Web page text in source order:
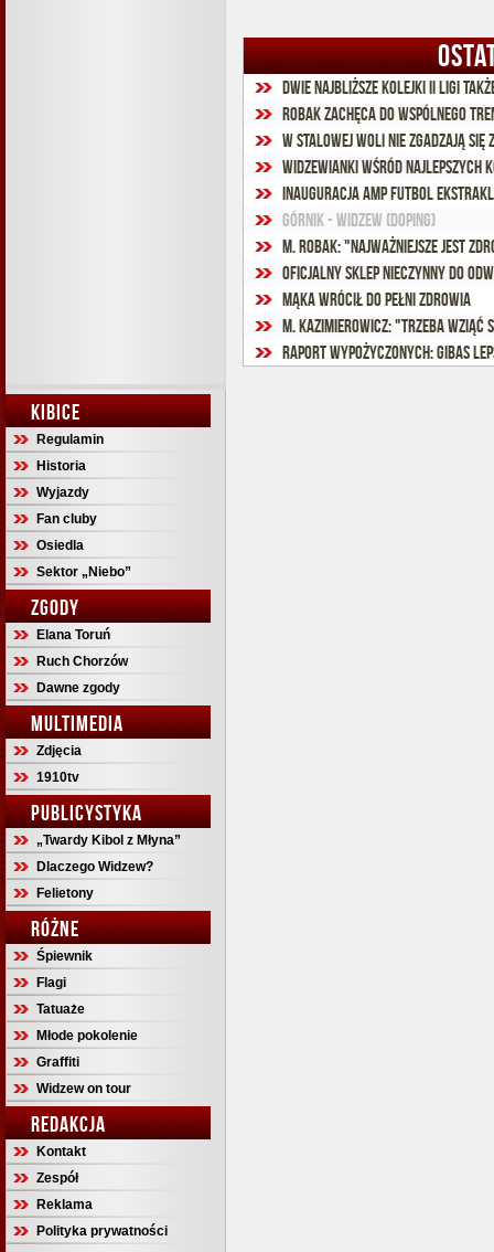
KIBICE
Regulamin
Historia
Wyjazdy
Fan cluby
Osiedla
Sektor „Niebo”
ZGODY
Elana Toruń
Ruch Chorzów
Dawne zgody
MULTIMEDIA
Zdjęcia
1910tv
PUBLICYSTYKA
„Twardy Kibol z Młyna”
Dlaczego Widzew?
Felietony
RÓŻNE
Śpiewnik
Flagi
Tatuaże
Młode pokolenie
Graffiti
Widzew on tour
REDAKCJA
Kontakt
Zespół
Reklama
Polityka prywatności
Dwie najbliższe kolejki II ligi
Robak zachęca do wspólnego
W Stalowej Woli nie zgadzają się
Widzewianki wśród najlepszych
Inauguracja Amp Futbol
Górnik - Widzew (doping)
M. Robak: "Najważniejsze jest
Oficjalny sklep nieczynny do
Mąka wrócił do pełni zdrowia
M. Kazimierowicz: "Trzeba wziąć
Raport wypożyczonych: Gibas